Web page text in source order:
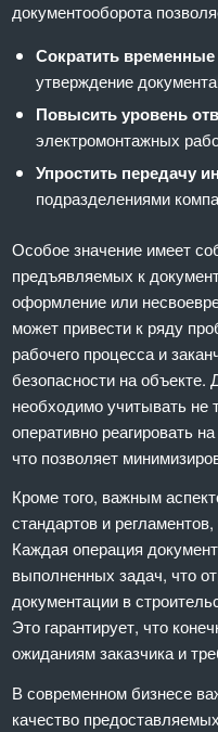
документооборота
Сократить временные
утверждение
Повысить уровень
электромонтажных
Упростить передачу
подразделениями
Особое значение имеет
предъявляемых к
оформление или
может привести к ряду
рабочего процесса и
безопасности на
необходимо учитывать не
оперативно реагировать
что позволяет
Кроме того, важным
стандартов и
Каждая операция
выполненных задач, что
документации в
Это гарантирует, что
ожиданиям заказчика и
В современном бизнесе
качество